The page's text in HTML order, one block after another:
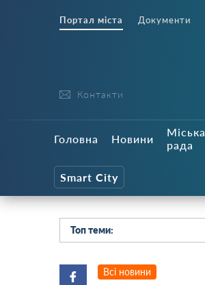
Портал міста Документи
Контакти
Головна Новини
Міська
рада
Smart City
Топ теми:
Всі новини